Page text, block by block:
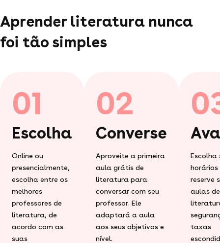
Aprender literatura nunca
foi tão simples
01
Escolha
Online ou
presencialmente,
escolha entre os
melhores
professores de
literatura, de
acordo com as
suas
02
Converse
Aproveite a primeira
aula grátis de
literatura para
conversar com seu
professor. Ele
adaptará a aula
aos seus objetivos e
nível.
Escolha
horários
reserve
aulas de
taxas